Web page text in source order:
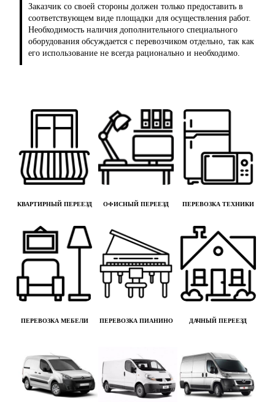
Заказчик со своей стороны должен только предоставить в
соответствующем виде площадки для осуществления работ.
Необходимость наличия дополнительного специального
оборудования обсуждается с перевозчиком отдельно, так как
его использование не всегда рационально и необходимо.
КВАРТИРНЫЙ ПЕРЕЕЗД ОФИСНЫЙ ПЕРЕЕЗД ПЕРЕВОЗКА ТЕХНИКИ
ПЕРЕВОЗКА МЕБЕЛИ ПЕРЕВОЗКА ПИАНИНО ДАЧНЫЙ ПЕРЕЕЗД